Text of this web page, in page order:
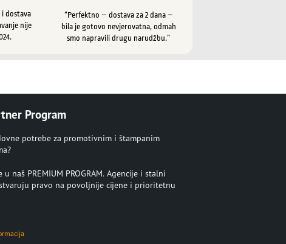
i dostava
nije
“Perfektno – dostava za 2 dana –
bila je gotovo nevjerovatna, odmah
smo napravili drugu narudžbu.”
Program
potrebe za promotivnim i štampanim
u naš PREMIUM PROGRAM. Agencije i stalni
pravo na povoljnije cijene i prioritetnu